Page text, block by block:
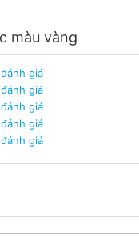
màu vàng
đánh giá
đánh giá
đánh giá
đánh giá
đánh giá